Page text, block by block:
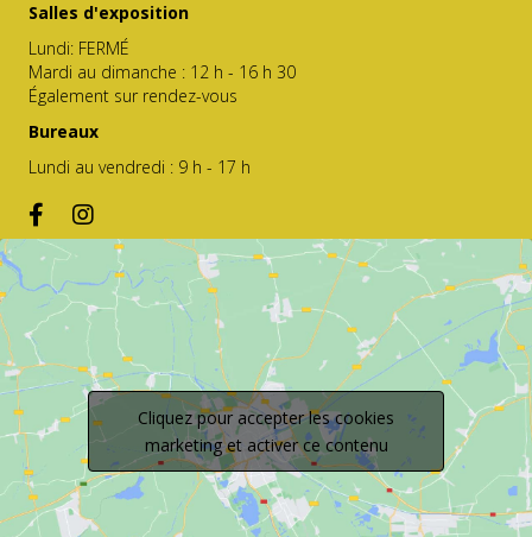
Salles d'exposition
Lundi: FERMÉ
Mardi au dimanche : 12 h - 16 h 30
Également sur rendez-vous
Bureaux
Lundi au vendredi : 9 h - 17 h
Cliquez pour accepter les cookies
marketing et activer ce contenu